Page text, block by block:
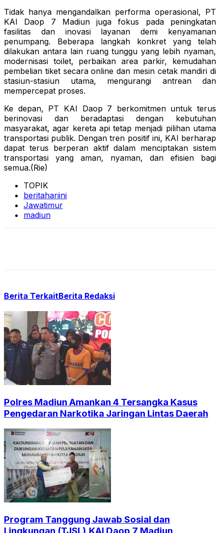
Tidak hanya mengandalkan performa operasional, PT
KAI Daop 7 Madiun juga fokus pada peningkatan
fasilitas dan inovasi layanan demi kenyamanan
penumpang. Beberapa langkah konkret yang telah
dilakukan antara lain ruang tunggu yang lebih nyaman,
modernisasi toilet, perbaikan area parkir, kemudahan
pembelian tiket secara online dan mesin cetak mandiri di
stasiun-stasiun utama, mengurangi antrean dan
mempercepat proses.
Ke depan, PT KAI Daop 7 berkomitmen untuk terus
berinovasi dan beradaptasi dengan kebutuhan
masyarakat, agar kereta api tetap menjadi pilihan utama
transportasi publik. Dengan tren positif ini, KAI berharap
dapat terus berperan aktif dalam menciptakan sistem
transportasi yang aman, nyaman, dan efisien bagi
semua.(Rie)
TOPIK
beritahariini
Jawatimur
madiun
Berita TerkaitBerita Redaksi
Polres Madiun Amankan 4 Tersangka Kasus
Pengedaran Narkotika Jaringan Lintas Daerah
Program Tanggung Jawab Sosial dan
Lingkungan (TJSL),KAI Daop 7 Madiun